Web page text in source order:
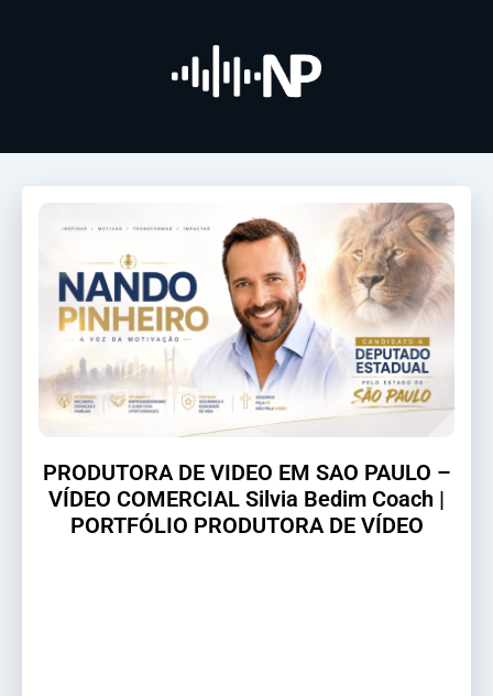
PRODUTORA DE VIDEO EM SAO PAULO –
VÍDEO COMERCIAL Silvia Bedim Coach |
PORTFÓLIO PRODUTORA DE VÍDEO